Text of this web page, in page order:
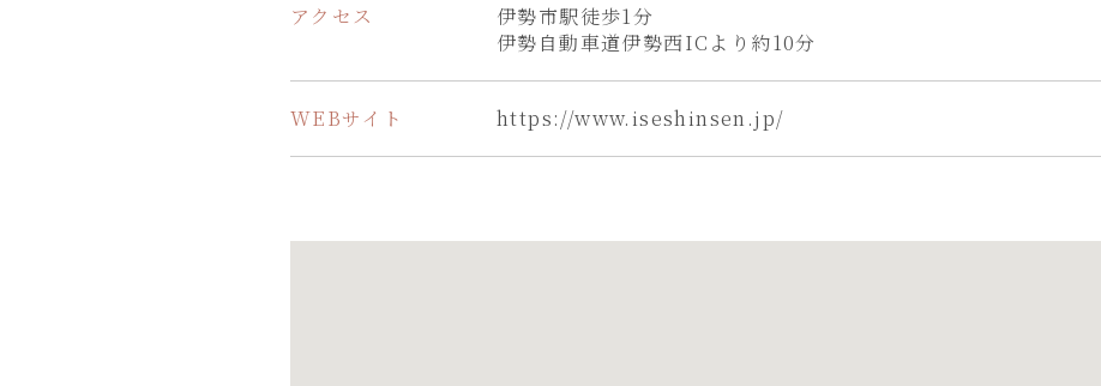
アクセス
伊勢市駅徒歩1分
伊勢自動車道伊勢西ICより約10分
WEBサイト https://www.iseshinsen.jp/